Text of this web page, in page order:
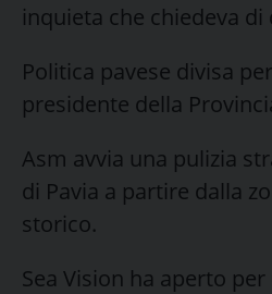
inquieta che chiedeva
Politica pavese divisa
presidente della
Asm avvia una pulizia
di Pavia a partire dalla
storico.
Sea Vision ha aperto